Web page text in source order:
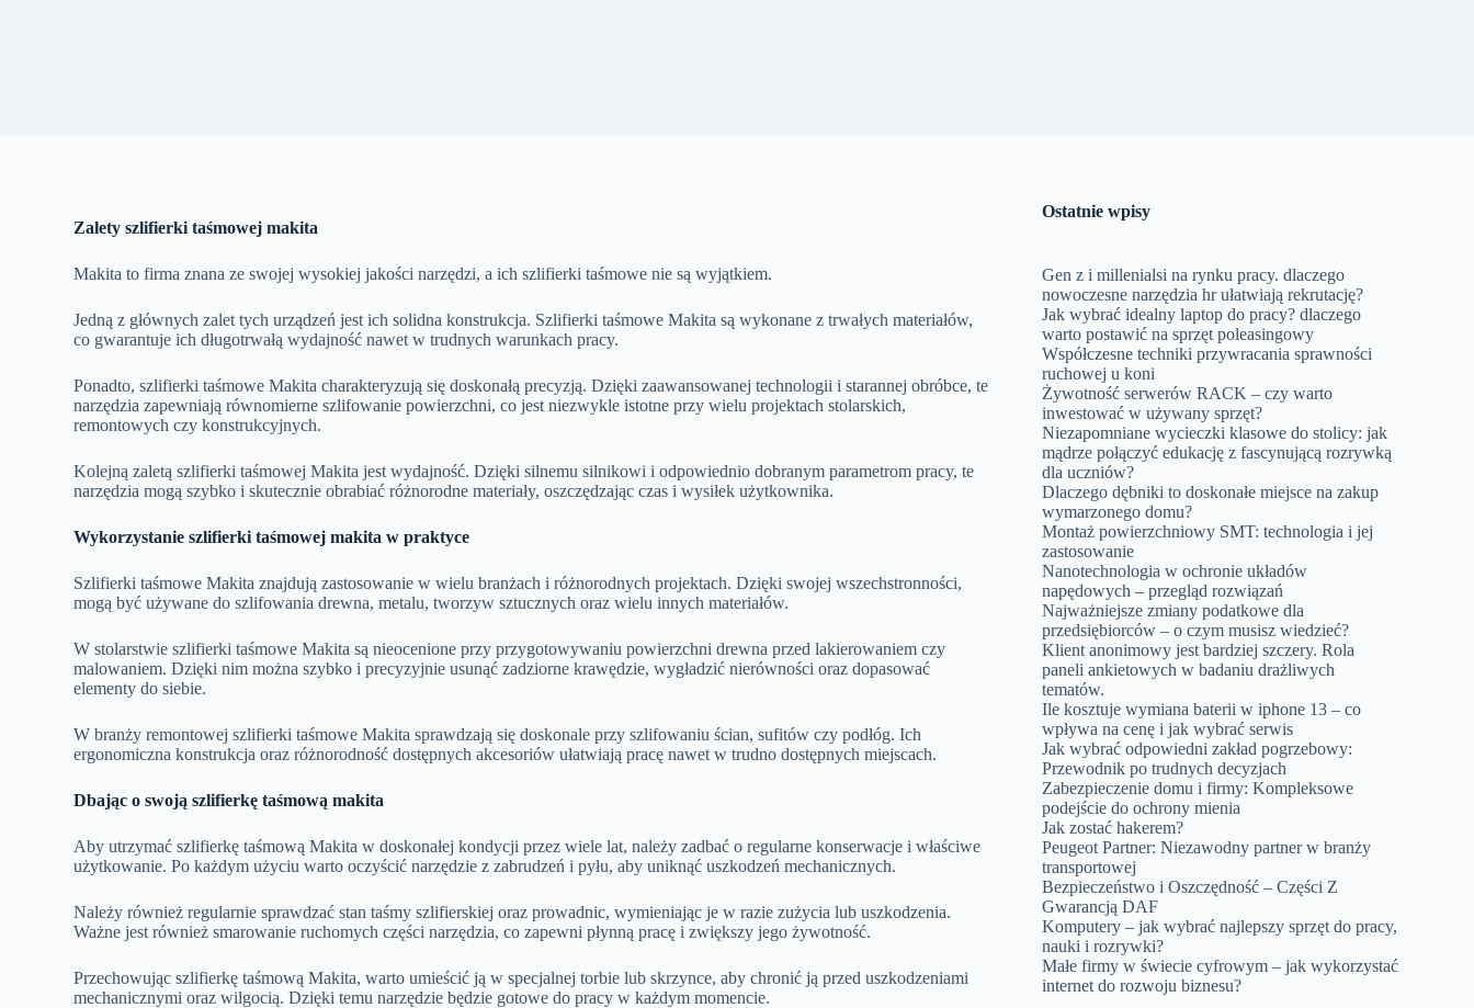
Zalety szlifierki taśmowej makita
Makita to firma znana ze swojej wysokiej jakości narzędzi, a ich szlifierki taśmowe nie są wyjątkiem.
Jedną z głównych zalet tych urządzeń jest ich solidna konstrukcja. Szlifierki taśmowe Makita są wykonane z trwałych materiałów,
co gwarantuje ich długotrwałą wydajność nawet w trudnych warunkach pracy.
Ponadto, szlifierki taśmowe Makita charakteryzują się doskonałą precyzją. Dzięki zaawansowanej technologii i starannej obróbce, te
narzędzia zapewniają równomierne szlifowanie powierzchni, co jest niezwykle istotne przy wielu projektach stolarskich,
remontowych czy konstrukcyjnych.
Kolejną zaletą szlifierki taśmowej Makita jest wydajność. Dzięki silnemu silnikowi i odpowiednio dobranym parametrom pracy, te
narzędzia mogą szybko i skutecznie obrabiać różnorodne materiały, oszczędzając czas i wysiłek użytkownika.
Wykorzystanie szlifierki taśmowej makita w praktyce
Szlifierki taśmowe Makita znajdują zastosowanie w wielu branżach i różnorodnych projektach. Dzięki swojej wszechstronności,
mogą być używane do szlifowania drewna, metalu, tworzyw sztucznych oraz wielu innych materiałów.
W stolarstwie szlifierki taśmowe Makita są nieocenione przy przygotowywaniu powierzchni drewna przed lakierowaniem czy
malowaniem. Dzięki nim można szybko i precyzyjnie usunąć zadziorne krawędzie, wygładzić nierówności oraz dopasować
elementy do siebie.
W branży remontowej szlifierki taśmowe Makita sprawdzają się doskonale przy szlifowaniu ścian, sufitów czy podłóg. Ich
ergonomiczna konstrukcja oraz różnorodność dostępnych akcesoriów ułatwiają pracę nawet w trudno dostępnych miejscach.
Dbając o swoją szlifierkę taśmową makita
Aby utrzymać szlifierkę taśmową Makita w doskonałej kondycji przez wiele lat, należy zadbać o regularne konserwacje i właściwe
użytkowanie. Po każdym użyciu warto oczyścić narzędzie z zabrudzeń i pyłu, aby uniknąć uszkodzeń mechanicznych.
Należy również regularnie sprawdzać stan taśmy szlifierskiej oraz prowadnic, wymieniając je w razie zużycia lub uszkodzenia.
Ważne jest również smarowanie ruchomych części narzędzia, co zapewni płynną pracę i zwiększy jego żywotność.
Przechowując szlifierkę taśmową Makita, warto umieścić ją w specjalnej torbie lub skrzynce, aby chronić ją przed uszkodzeniami
mechanicznymi oraz wilgocią. Dzięki temu narzędzie będzie gotowe do pracy w każdym momencie.
Ostatnie wpisy
Gen z i millenialsi na rynku pracy. dlaczego
nowoczesne narzędzia hr ułatwiają rekrutację?
Jak wybrać idealny laptop do pracy? dlaczego
warto postawić na sprzęt poleasingowy
Współczesne techniki przywracania sprawności
ruchowej u koni
Żywotność serwerów RACK – czy warto
inwestować w używany sprzęt?
Niezapomniane wycieczki klasowe do stolicy: jak
mądrze połączyć edukację z fascynującą rozrywką
dla uczniów?
Dlaczego dębniki to doskonałe miejsce na zakup
wymarzonego domu?
Montaż powierzchniowy SMT: technologia i jej
zastosowanie
Nanotechnologia w ochronie układów
napędowych – przegląd rozwiązań
Najważniejsze zmiany podatkowe dla
przedsiębiorców – o czym musisz wiedzieć?
Klient anonimowy jest bardziej szczery. Rola
paneli ankietowych w badaniu drażliwych
tematów.
Ile kosztuje wymiana baterii w iphone 13 – co
wpływa na cenę i jak wybrać serwis
Jak wybrać odpowiedni zakład pogrzebowy:
Przewodnik po trudnych decyzjach
Zabezpieczenie domu i firmy: Kompleksowe
podejście do ochrony mienia
Jak zostać hakerem?
Peugeot Partner: Niezawodny partner w branży
transportowej
Bezpieczeństwo i Oszczędność – Części Z
Gwarancją DAF
Komputery – jak wybrać najlepszy sprzęt do pracy,
nauki i rozrywki?
Małe firmy w świecie cyfrowym – jak wykorzystać
internet do rozwoju biznesu?